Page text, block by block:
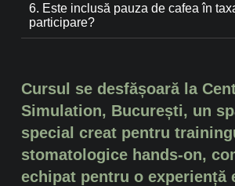
6. Este inclusă pauza de cafea în
participare?
Cursul se desfășoară la
Simulation, București, un
special creat pentru
stomatologice hands-on,
echipat pentru o experiență